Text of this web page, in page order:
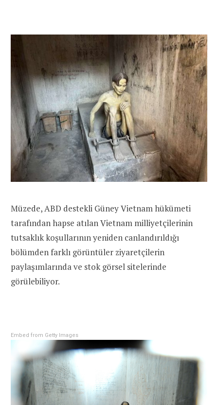
Müzede, ABD destekli Güney Vietnam hükümeti
tarafından hapse atılan Vietnam milliyetçilerinin
tutsaklık koşullarının yeniden canlandırıldığı
bölümden farklı görüntüler ziyaretçilerin
paylaşımlarında ve stok görsel sitelerinde
görülebiliyor.
Embed from Getty Images